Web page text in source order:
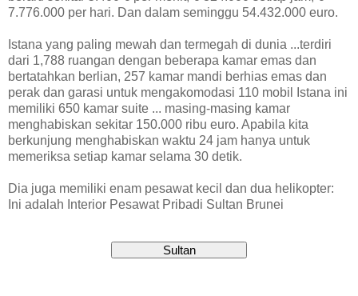
7.776.000 per hari. Dan dalam seminggu 54.432.000 euro.
Istana yang paling mewah dan termegah di dunia ...terdiri
dari 1,788 ruangan dengan beberapa kamar emas dan
bertatahkan berlian, 257 kamar mandi berhias emas dan
perak dan garasi untuk mengakomodasi 110 mobil Istana ini
memiliki 650 kamar suite ... masing-masing kamar
menghabiskan sekitar 150.000 ribu euro. Apabila kita
berkunjung menghabiskan waktu 24 jam hanya untuk
memeriksa setiap kamar selama 30 detik.
Dia juga memiliki enam pesawat kecil dan dua helikopter:
Ini adalah Interior Pesawat Pribadi Sultan Brunei